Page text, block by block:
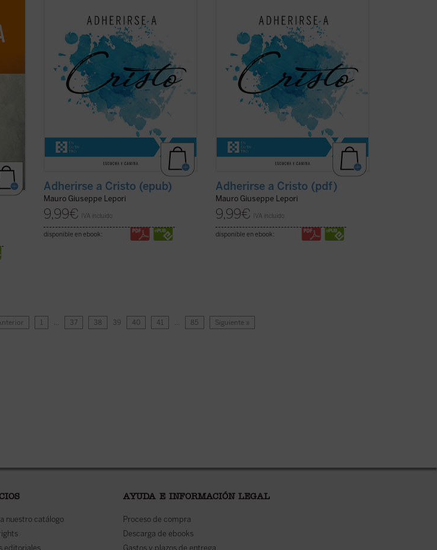
capitulares", el P. Mauro Lepori, abad
general de la Orden del Císter, ofrece en
el marco del Curso ...(ver ficha)
Adherirse a Cristo (epub)
Mauro Giuseppe Lepori
9,99€ IVA incluido
disponible en ebook:
capitulares", el P. Mauro Lepori, abad
general de la Orden del Císter, ofrece en
el marco del Curso ...(ver ficha)
Adherirse a Cristo (pdf)
Mauro Giuseppe Lepori
9,99€ IVA incluido
disponible en ebook:
1 … 37 38 39 40 41 … 85 Siguiente »
nuestro catálogo
editoriales
AYUDA E INFORMACIÓN LEGAL
Proceso de compra
Descarga de ebooks
Gastos y plazos de entrega